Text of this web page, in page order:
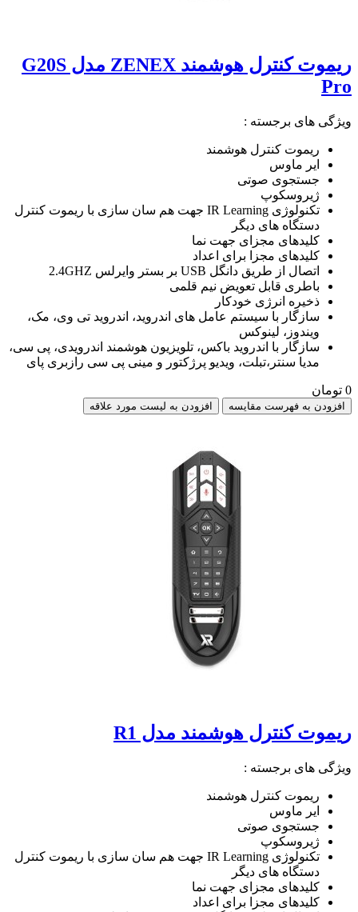
ریموت کنترل هوشمند ZENEX مدل G20S
Pro
ویژگی های برجسته :
ریموت کنترل هوشمند
ایر ماوس
جستجوی صوتی
ژیروسکوپ
تکنولوژی IR Learning جهت هم سان سازی با ریموت کنترل
دستگاه های دیگر
کلیدهای مجزای جهت نما
کلیدهای مجزا برای اعداد
اتصال از طریق دانگل USB بر بستر وایرلس 2.4GHZ
باطری قابل تعویض نیم قلمی
ذخیره انرژی خودکار
سازگار با سیستم عامل های اندروید، اندروید تی وی، مک،
ویندوز، لینوکس
سازگار با اندروید باکس، تلویزیون هوشمند اندرویدی، پی سی،
مدیا سنتر،تبلت، ویدیو پرژکتور و مینی پی سی رازبری پای
0 تومان
افزودن به فهرست مقایسه افزودن به لیست مورد علاقه
ریموت کنترل هوشمند مدل R1
ویژگی های برجسته :
ریموت کنترل هوشمند
ایر ماوس
جستجوی صوتی
ژیروسکوپ
تکنولوژی IR Learning جهت هم سان سازی با ریموت کنترل
دستگاه های دیگر
کلیدهای مجزای جهت نما
کلیدهای مجزا برای اعداد